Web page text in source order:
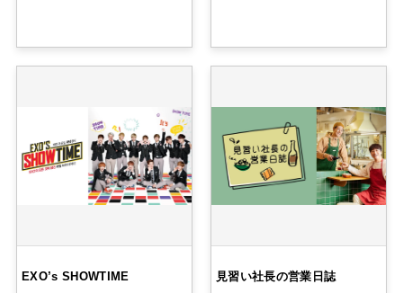
EXO’s SHOWTIME 見習い社長の営業日誌